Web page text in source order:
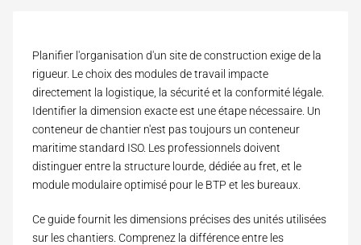
Planifier l'organisation d'un site de construction exige de la
rigueur. Le choix des modules de travail impacte
directement la logistique, la sécurité et la conformité légale.
Identifier la dimension exacte est une étape nécessaire. Un
conteneur de chantier n'est pas toujours un conteneur
maritime standard ISO. Les professionnels doivent
distinguer entre la structure lourde, dédiée au fret, et le
module modulaire optimisé pour le BTP et les bureaux.
Ce guide fournit les dimensions précises des unités utilisées
sur les chantiers. Comprenez la différence entre les